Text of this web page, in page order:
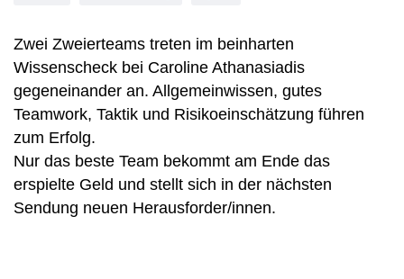
Zwei Zweierteams treten im beinharten
Wissenscheck bei Caroline Athanasiadis
gegeneinander an. Allgemeinwissen, gutes
Teamwork, Taktik und Risikoeinschätzung führen
zum Erfolg.
Nur das beste Team bekommt am Ende das
erspielte Geld und stellt sich in der nächsten
Sendung neuen Herausforder/innen.